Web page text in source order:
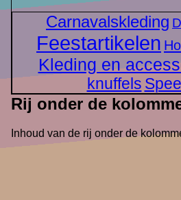
Carnavalskleding
Feestartikelen
Kleding en
knuffels
Rij onder de
Inhoud van de rij onder de